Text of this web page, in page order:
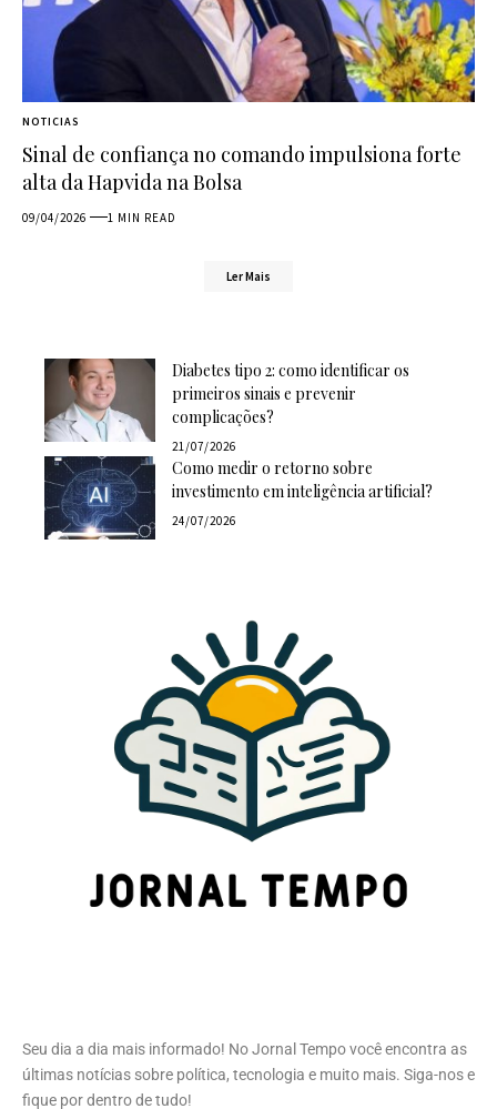
NOTICIAS
Sinal de confiança no comando impulsiona forte
alta da Hapvida na Bolsa
09/04/2026 1 MIN READ
Ler Mais
Diabetes tipo 2: como identificar os
primeiros sinais e prevenir
complicações?
21/07/2026
Como medir o retorno sobre
investimento em inteligência artificial?
24/07/2026
Seu dia a dia mais informado! No Jornal Tempo você encontra as
últimas notícias sobre política, tecnologia e muito mais. Siga-nos e
fique por dentro de tudo!